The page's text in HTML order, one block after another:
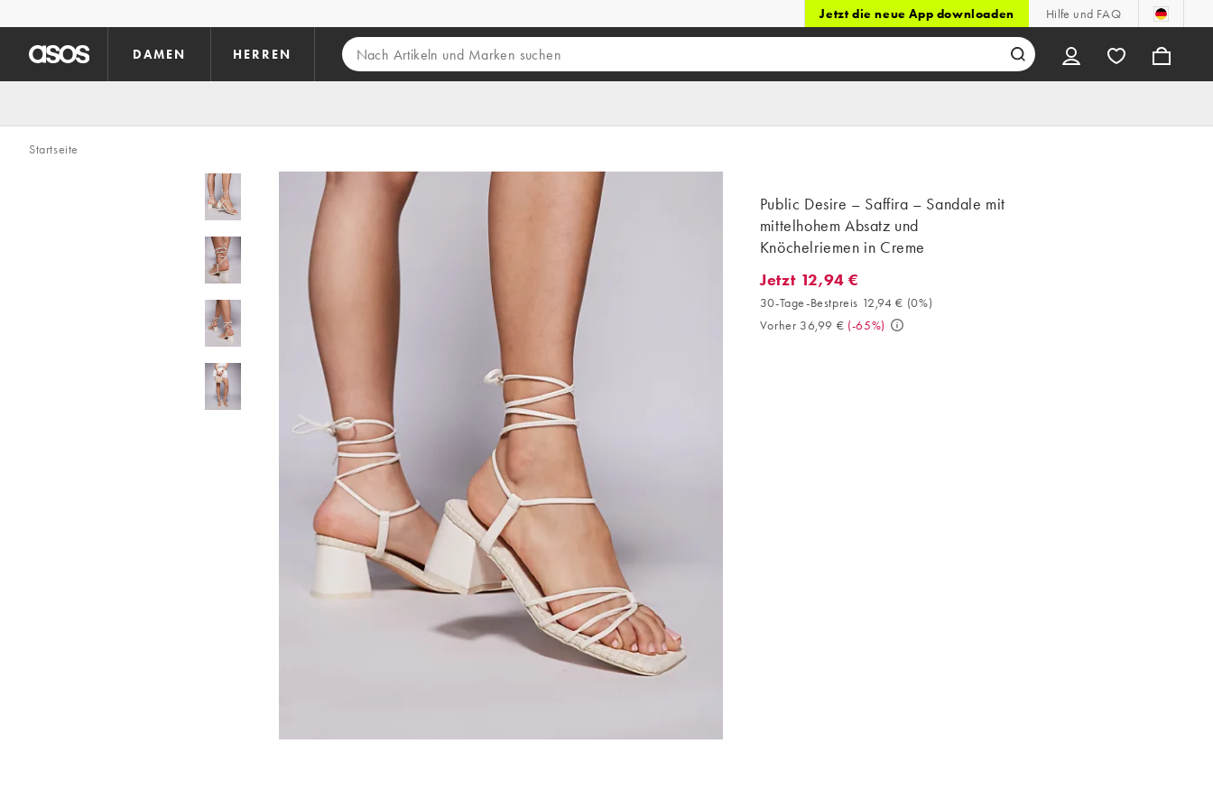
Jetzt die neue App downloaden Hilfe und FAQ
DAMEN HERREN
Startseite
Public Desire – Saffira – Sandale mit
mittelhohem Absatz und
Knöchelriemen in Creme
Jetzt 12,94 €. 30-Tage-Bestpreis 12,94 € (0%). Vorher 36,99 €. (-65%)
Jetzt 12,94 €
30-Tage-Bestpreis 12,94 € (0%)
Vorher 36,99 € (-65%)